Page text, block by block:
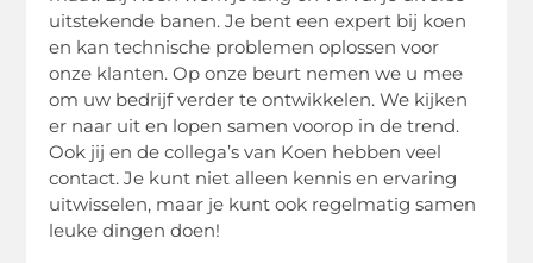
uitstekende banen. Je bent een expert bij koen
en kan technische problemen oplossen voor
onze klanten. Op onze beurt nemen we u mee
om uw bedrijf verder te ontwikkelen. We kijken
er naar uit en lopen samen voorop in de trend.
Ook jij en de collega’s van Koen hebben veel
contact. Je kunt niet alleen kennis en ervaring
uitwisselen, maar je kunt ook regelmatig samen
leuke dingen doen!